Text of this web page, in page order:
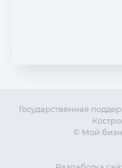
Государственная
© Мой